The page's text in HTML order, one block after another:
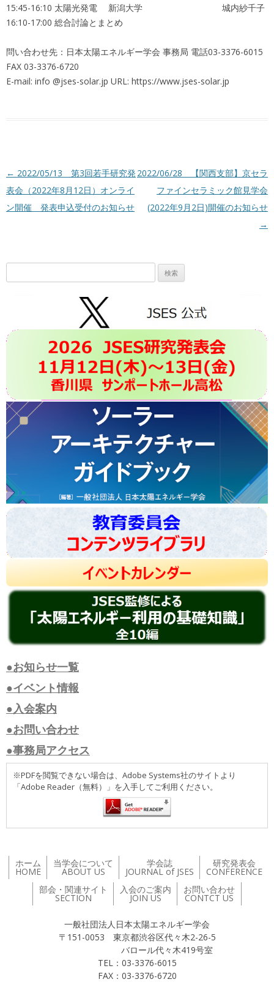
15:45-16:10 太陽光発電 新潟大学 城内紗千子
16:10-17:00 総合討論とまとめ
問い合わせ先：日本太陽エネルギー学会 事務局 電話03-3376-6015
FAX 03-3376-6720
E-mail: info @jses-solar.jp URL: https://www.jses-solar.jp
投稿ナビゲーション
← 2022/05/13 第3回若手研究発
表会（2022年8月12日）オンライ
ン開催 発表申込受付のお知らせ
2022/06/28 【関西支部】京セラ
ファインセラミック館見学会
(2022年9月2日)開催のお知らせ
→
索:
●お知らせ一覧
●イベント情報
●入会案内
●お問い合わせ
●事務局アクセス
※PDFを閲覧できない場合は、Adobe Systems社のサイトより
「Adobe Reader（無料）」を入手してご利用ください。
ホーム
HOME
当学会について
ABOUT US
学会誌
JOURNAL of JSES
研究発表会
CONFERENCE
部会・関連サイト
SECTION
入会のご案内
JOIN US
お問い合わせ
CONTCT US
一般社団法人日本太陽エネルギー学会
〒151-0053 東京都渋谷区代々木2-26-5
バロール代々木419号室
TEL：03-3376-6015
FAX：03-3376-6720